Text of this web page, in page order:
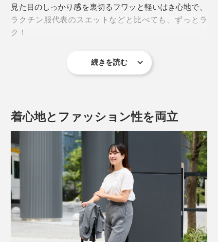
外線血行促進用衣自主基準」について
※２医療機器届出番号：14B3X10040000003)
「PHT繊維」について、詳しくはこちら＞
見た目のしっかり感を裏切るフワッと軽いはき心地で、
ラクチン服代表のスエットなどと比べても、ずっとラ
ク！
素材には、「リチャージ＋」や「スタンダードドライ
“リカバリー効果”はそのままに、段ボールの断面のよう
な三重構造に編み立て。縦横斜め、どの方向にも伸縮す
るストレッチ性があり、締めつけ感はありません。
肌ざわりはサラッとなめらかで、モチッとした感触。ほ
どよい厚みでハリ感もあるため、ヒップや脚のラインを
拾いにくく、膝が出にくいのもメリットです。
はくとほんのりとした温かさを感じますが、吸水性が高
く、乾きやすいポリエステル繊維が使われているので、
ムレにくく快適です。
続きを読む
着心地とファッション性を両立